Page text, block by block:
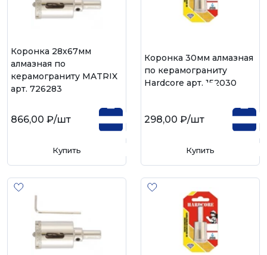
Коронка 28х67мм
алмазная по
керамограниту MATRIX
арт. 726283
866,00 ₽/шт
Купить
Коронка 30мм алмазная
по керамограниту
Hardcore арт. 152030
298,00 ₽/шт
Купить